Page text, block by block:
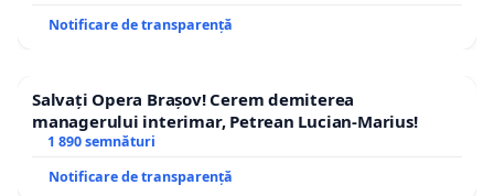
Notificare de transparență
Salvați Opera Brașov! Cerem demiterea
managerului interimar, Petrean Lucian-Marius!
1 890 semnături
Notificare de transparență